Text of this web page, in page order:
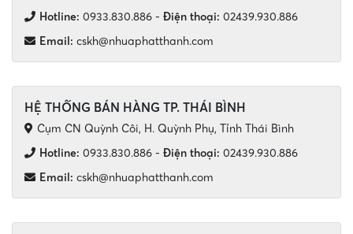
Hotline: 0933.830.886 - Điện thoại: 02439.930.886
Email: cskh@nhuaphatthanh.com
HỆ THỐNG BÁN HÀNG TP. THÁI BÌNH
Cụm CN Quỳnh Côi, H. Quỳnh Phụ, Tỉnh Thái Bình
Hotline: 0933.830.886 - Điện thoại: 02439.930.886
Email: cskh@nhuaphatthanh.com